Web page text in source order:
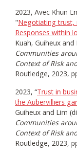
2023, Avec Khun
"Negotiating trust,
Responses within
Kuah, Guiheux and
Communities
Context of Risk
Routledge, 2023,
2023, “Trust in
the Aubervilliers
Guiheux and Lim
Communities
Context of Risk
Routledge, 2023,